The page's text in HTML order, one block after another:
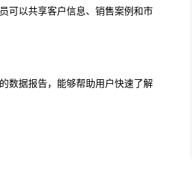
可以共享客户信息、销售案例和市
数据报告，能够帮助用户快速了解